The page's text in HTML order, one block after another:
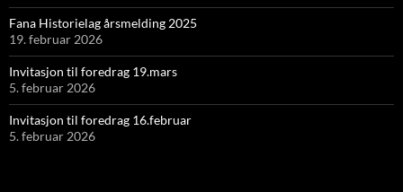
Fana Historielag årsmelding 2025
19. februar 2026
Invitasjon til foredrag 19.mars
5. februar 2026
Invitasjon til foredrag 16.februar
5. februar 2026